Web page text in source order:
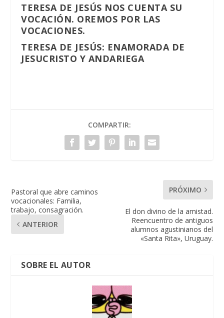
TERESA DE JESÚS NOS CUENTA SU
VOCACIÓN. OREMOS POR LAS
VOCACIONES.
TERESA DE JESÚS: ENAMORADA DE
JESUCRISTO Y ANDARIEGA
COMPARTIR:
Pastoral que abre caminos
vocacionales: Familia,
trabajo, consagración.
ANTERIOR
PRÓXIMO
El don divino de la amistad.
Reencuentro de antiguos
alumnos agustinianos del
«Santa Rita», Uruguay.
SOBRE EL AUTOR